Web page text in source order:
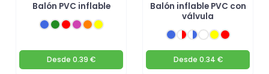
Balón PVC inflable
Desde 0.39 €
Balón inflable PVC con
válvula
Desde 0.34 €